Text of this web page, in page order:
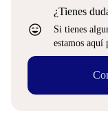
sentiment_very_satisfied
¿Tienes
Si tienes
estamos aquí